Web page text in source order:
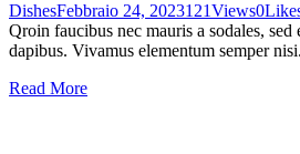
DishesFebbraio 24, 2023121Views0
Qroin faucibus nec mauris a sodales,
dapibus. Vivamus elementum semper
Read More